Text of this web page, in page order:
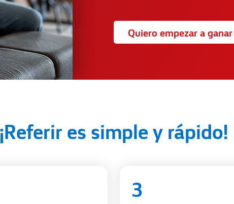
Quiero empezar a ganar
¡Referir es simple y rápido!
3